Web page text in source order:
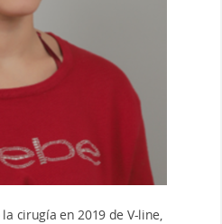
cirugía en 2019 de V-line,